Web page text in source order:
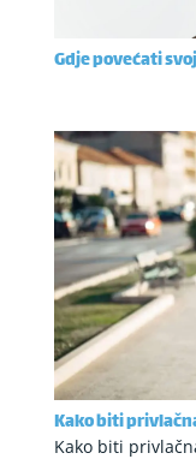
Gdje povećati
Kako biti
Kako biti